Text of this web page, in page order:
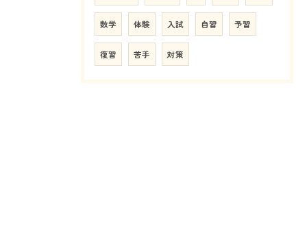
数学 体験 入試 自習 予習
復習 苦手 対策